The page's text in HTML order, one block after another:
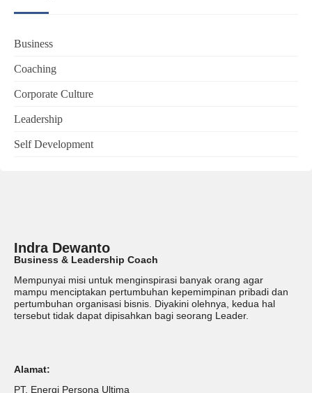
Business
Coaching
Corporate Culture
Leadership
Self Development
Indra Dewanto
Business & Leadership Coach
Mempunyai misi untuk menginspirasi banyak orang agar
mampu menciptakan pertumbuhan kepemimpinan pribadi dan
pertumbuhan organisasi bisnis. Diyakini olehnya, kedua hal
tersebut tidak dapat dipisahkan bagi seorang Leader.
Alamat:
PT. Energi Persona Ultima